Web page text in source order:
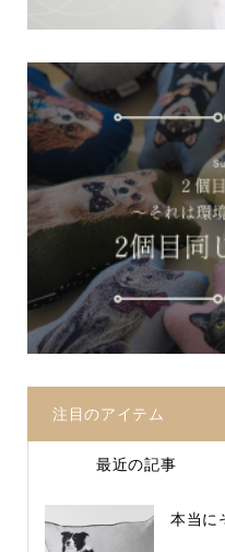
注目のアイテム
最近の記事
本当に